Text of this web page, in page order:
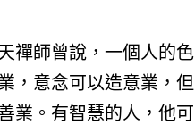
禪師曾說，一個人的色
，意念可以造意業，但
業。有智慧的人，他可